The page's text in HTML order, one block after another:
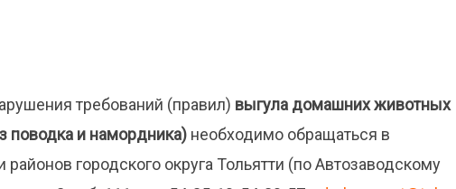
требований (правил) выгула домашних животных
поводка и намордника) необходимо обращаться в
городского округа Тольятти (по Автозаводскому